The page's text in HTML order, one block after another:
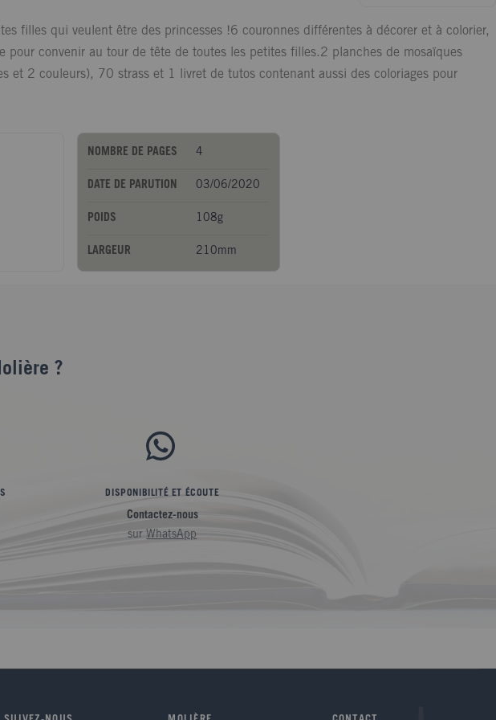
filles qui veulent être des princesses !6 couronnes différentes à décorer et à colorier,
pour convenir au tour de tête de toutes les petites filles.2 planches de mosaïques
et 2 couleurs), 70 strass et 1 livret de tutos contenant aussi des coloriages pour
NOMBRE DE PAGES 4
DATE DE PARUTION 03/06/2020
POIDS 108g
LARGEUR 210mm
?
DISPONIBILITÉ ET ÉCOUTE
Contactez-nous
sur WhatsApp